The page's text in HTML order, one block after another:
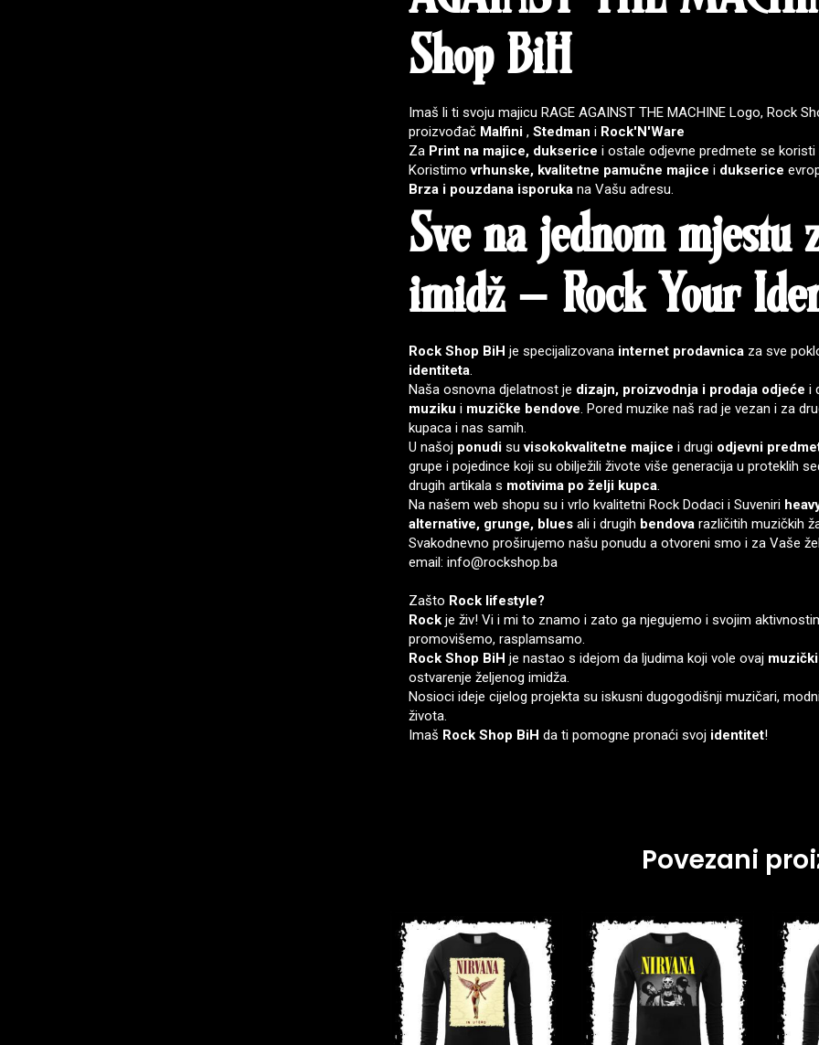
Shop BiH
Imaš li ti svoju majicu RAGE AGAINST THE MACHINE Logo, Rock
proizvođač Malfini , Stedman i Rock'N'Ware
Za Print na majice, dukserice i ostale odjevne predmete se koristi
Koristimovrhunske, kvalitetne pamučne majice i dukserice
Brza i pouzdana isporuka na Vašu adresu.
Sve na jednom mjestu
imidž– Rock Your
Rock Shop BiH je specijalizovana internet prodavnica za sve
identiteta.
Naša osnovna djelatnost je dizajn, proizvodnja i prodaja odjeće i
muziku i muzičke bendove. Pored muzike naš rad je vezan i za
kupaca i nas samih.
U našoj ponudi suvisokokvalitetne majice i drugi odjevni
grupe i pojedince koji su obilježili živote više generacija u proteklih
drugih artikala s motivima po želji kupca.
Na našem web shopu su i vrlo kvalitetni Rock Dodaci i Suveniri
alternative, grunge, blues ali i drugih bendova različitih muzičkih
Svakodnevno proširujemo našu ponudu a otvoreni smo i za Vaše
email: info@rockshop.ba
Zašto Rock lifestyle?
Rock je živ! Vi i mi to znamo i zato ga njegujemo i svojim
promovišemo, rasplamsamo.
Rock Shop BiH je nastao s idejom da ljudima koji vole ovaj
ostvarenje željenog imidža.
Nosioci ideje cijelog projekta su iskusni dugogodišnji muzičari,
života.
Imaš Rock Shop BiH da ti pomogne pronaći svoj identitet!
Povezani